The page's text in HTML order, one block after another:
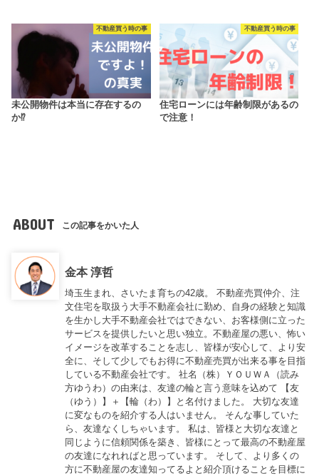
不動産買う時の事
未公開物件は本当に存在するの
か⁉
不動産買う時の事
住宅ローンには年齢制限があるの
で注意！
ABOUT この記事をかいた人
金本 淳哲
埼玉生まれ、さいたま育ちの42歳。 不動産売買仲介、注
文住宅を取扱う大手不動産会社に勤め、自身の経験と知識
を生かし大手不動産会社ではできない、お客様側に立った
サービスを提供したいと思い独立。不動産屋の悪い、怖い
イメージを改革することを志し、皆様が安心して、より安
全に、そして少しでもお得に不動産売買が出来る事を目指
している不動産会社です。 社名（株）ＹＯＵＷＡ（読み
方ゆうわ）の由来は、友達の輪と言う意味を込めて 【友
（ゆう）】＋【輪（わ）】と名付けました。 大切な友達
に変なものを紹介する人はいません。 そんな事していた
ら、友達なくしちゃいます。 私は、皆様と大切な友達と
同じように信頼関係を築き、皆様にとって最高の不動産屋
の友達になれればと思っています。 そして、より多くの
方に不動産屋の友達知ってるよと紹介頂けることを目標に